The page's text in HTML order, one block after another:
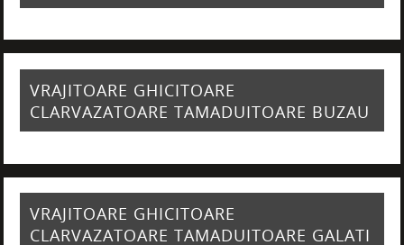
VRAJITOARE GHICITOARE
CLARVAZATOARE TAMADUITOARE BUZAU
VRAJITOARE GHICITOARE
CLARVAZATOARE TAMADUITOARE GALATI